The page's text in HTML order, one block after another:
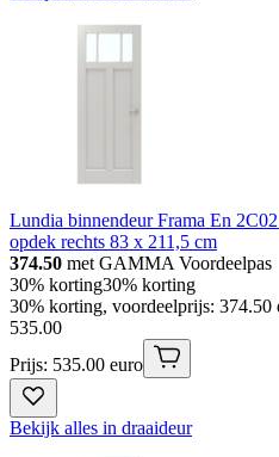
Lundia binnendeur Frama En
opdek rechts 83 x 211,5 cm
374.50 met GAMMA Voordeelpas
30% korting30% korting
30% korting, voordeelprijs:
535.00
Prijs: 535.00 euro
Bekijk alles in draaideur